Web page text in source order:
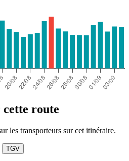
route
les transporteurs sur cet itinéraire.
TGV